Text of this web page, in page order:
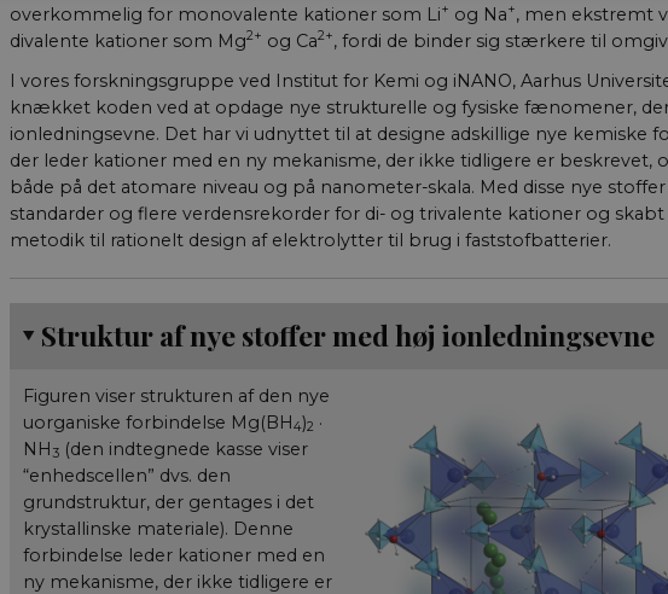
overkommelig for monovalente kationer som Li+ og Na+, men ekstremt
divalente kationer som Mg2+ og Ca2+, fordi de binder sig stærkere til
I vores forskningsgruppe ved Institut for Kemi og iNANO, Aarhus
knækket koden ved at opdage nye strukturelle og fysiske fænomener,
ionledningsevne. Det har vi udnyttet til at designe adskillige nye kemiske
der leder kationer med en ny mekanisme, der ikke tidligere er beskrevet,
både på det atomare niveau og på nanometer-skala. Med disse nye stoffer
standarder og flere verdensrekorder for di- og trivalente kationer og skabt
metodik til rationelt design af elektrolytter til brug i faststofbatterier.
Struktur af nye stoffer med høj ionledningsevne
Figuren viser strukturen af den nye
uorganiske forbindelse Mg(BH4)2 ·
NH 3 (den indtegnede kasse viser
“enhedscellen” dvs. den
grundstruktur, der gentages i det
krystallinske materiale). Denne
forbindelse leder kationer med en
ny mekanisme, der ikke tidligere er
Nødvendige Statistiske Marketing Uklassificerede
Nødvendige cookies hjælper med at gøre hjemmesiden brugbar ved at aktivere nogle grundlæggende
mm. Hjemmesiden kan ikke fungerer uden disse cookies.
Navn
/ Domæne Udløb
Beskrivelse
aktuelnaturvidenskab.dk
Denne cookie bruges af Cookie-
huske præferencer om samtykke til
nødvendigt, at Cookie-Script.com
korrekt.
aktuelnaturvidenskab.dk
webindholdsstyringssystemet. Det
nødvendigt, da det som standard kan
platformen, selvom dette kan forhindres af
__cf_bm
Cloudflare Inc.
.vimeo.com
Denne cookie bruges til at skelne mellem
Dette er gavnligt for hjemmesiden for at
rapporter om brugen af deres
/ Domæne Udløb